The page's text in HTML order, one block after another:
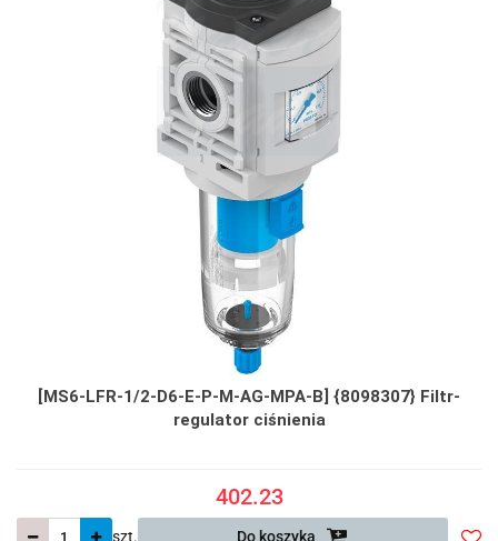
[MS6-LFR-1/2-D6-E-P-M-AG-MPA-B] {8098307} Filtr-
regulator ciśnienia
402.23
szt. Do koszyka